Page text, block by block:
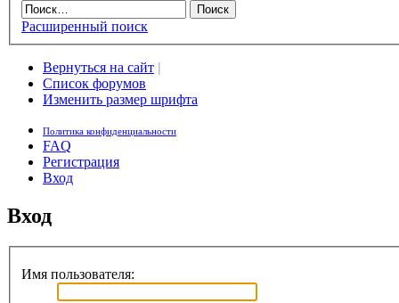
Расширенный поиск
Вернуться на сайт |
Список форумов
Изменить размер шрифта
Политика конфиденциальности
FAQ
Регистрация
Вход
Вход
Имя пользователя: